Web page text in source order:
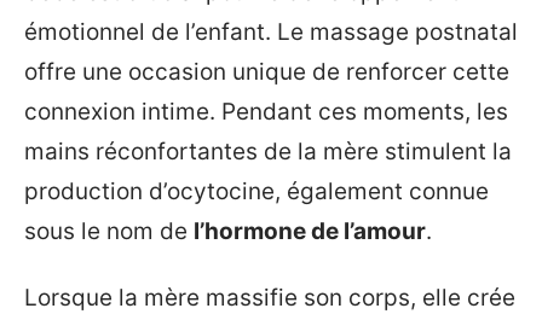
émotionnel de l’enfant. Le massage postnatal
offre une occasion unique de renforcer cette
connexion intime. Pendant ces moments, les
mains réconfortantes de la mère stimulent la
production d’ocytocine, également connue
sous le nom de l’hormone de l’amour.
Lorsque la mère massifie son corps, elle crée